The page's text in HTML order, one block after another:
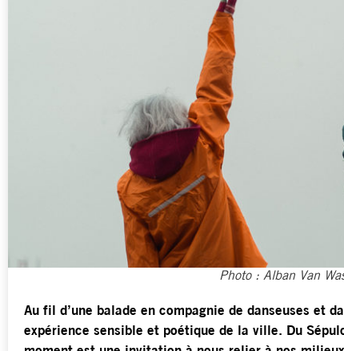
Photo : Alban Van
Au fil d’une balade en compagnie de danseuses et
expérience sensible et poétique de la ville. Du